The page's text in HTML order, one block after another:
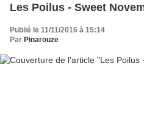
Les Poilus - Sweet
Publié le 11/11/2016 à 15:14
Par Pinarouze